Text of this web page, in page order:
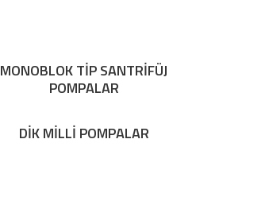
MONOBLOK TİP SANTRİFÜJ
POMPALAR
DİK MİLLİ POMPALAR